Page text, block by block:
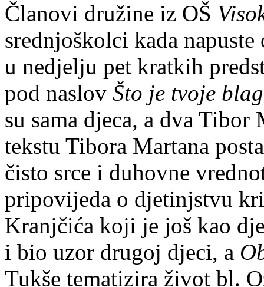
Članovi družine iz OŠ
srednjoškolci kada
u nedjelju pet kratkih
pod naslov Što je tvoje
su sama djeca, a dva Tibor
tekstu Tibora Martana
čisto srce i duhovne
pripovijeda o djetinjstvu
Kranjčića koji je još kao
i bio uzor drugoj djeci, a
Tukše tematizira život bl.